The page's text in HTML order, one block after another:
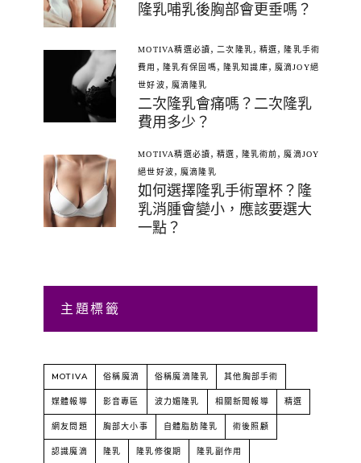
隆乳哺乳後胸部會更垂嗎？
MOTIVA精選必讀, 二次隆乳, 精選,隆乳手術
費用 , 隆乳有保固嗎, 隆乳知識庫, 魔滴JOY絕
世好波, 魔滴隆乳
二次隆乳會痛嗎？二次隆乳
費用多少？
MOTIVA精選必讀,精選 , 隆乳術前,魔滴JOY
絕世好波, 魔滴隆乳
如何選擇隆乳手術罩杯？隆
乳消腫會變小，應該要選大
一點？
主題標籤
MOTIVA 俗稱魔滴 俗稱魔滴隆乳 其他胸部手術
媒體報導 影音專區 波力媚隆乳 相關新聞報導 精選
網友問題 胸部大小事 自體脂肪隆乳 術後照顧
認識魔滴 隆乳 隆乳修復期 隆乳副作用